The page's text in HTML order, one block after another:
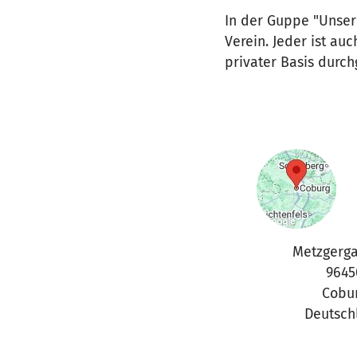
In der Guppe
Verein. Jeder ist
privater Basis